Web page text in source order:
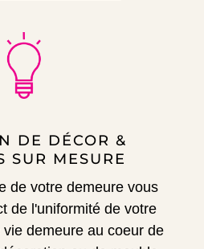
DE DÉCOR &
SUR MESURE
de votre demeure vous
de l'uniformité de votre
demeure au coeur de